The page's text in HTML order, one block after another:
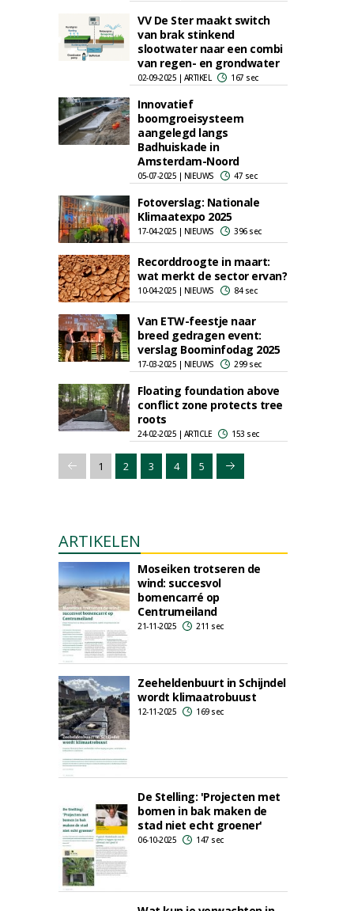
VV De Ster maakt switch
van brak stinkend
slootwater naar een combi
van regen- en grondwater
02-09-2025 | ARTIKEL 167 sec
Innovatief
boomgroeisysteem
aangelegd langs
Badhuiskade in
Amsterdam-Noord
05-07-2025 | NIEUWS 47 sec
Fotoverslag: Nationale
Klimaatexpo 2025
17-04-2025 | NIEUWS 396 sec
Recorddroogte in maart:
wat merkt de sector ervan?
10-04-2025 | NIEUWS 84 sec
Van ETW-feestje naar
breed gedragen event:
verslag Boominfodag 2025
17-03-2025 | NIEUWS 299 sec
Floating foundation above
conflict zone protects tree
roots
24-02-2025 | ARTICLE 153 sec
1 2 3 4 5
ARTIKELEN
Moseiken trotseren de
wind: succesvol
bomencarré op
Centrumeiland
21-11-2025 211 sec
Zeeheldenbuurt in Schijndel
wordt klimaatrobuust
12-11-2025 169 sec
De Stelling: 'Projecten met
bomen in bak maken de
stad niet echt groener'
06-10-2025 147 sec